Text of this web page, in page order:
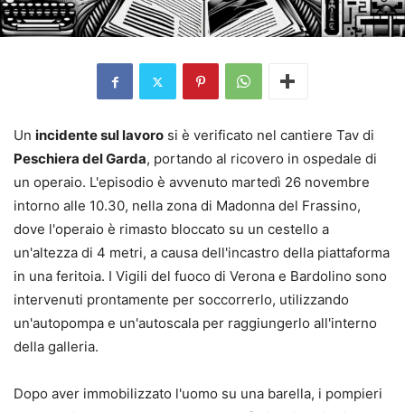
Un incidente sul lavoro si è verificato nel cantiere Tav di
Peschiera del Garda, portando al ricovero in ospedale di
un operaio. L'episodio è avvenuto martedì 26 novembre
intorno alle 10.30, nella zona di Madonna del Frassino,
dove l'operaio è rimasto bloccato su un cestello a
un'altezza di 4 metri, a causa dell'incastro della piattaforma
in una feritoia. I Vigili del fuoco di Verona e Bardolino sono
intervenuti prontamente per soccorrerlo, utilizzando
un'autopompa e un'autoscala per raggiungerlo all'interno
della galleria.
Dopo aver immobilizzato l'uomo su una barella, i pompieri